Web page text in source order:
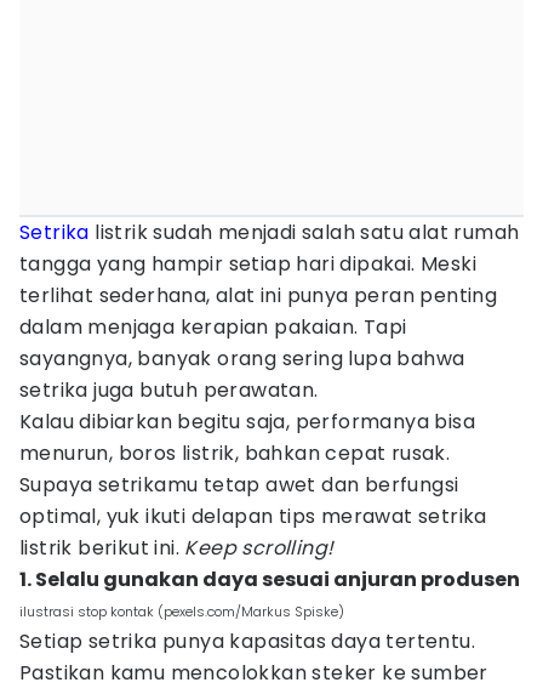
Setrika listrik sudah menjadi salah satu alat rumah
tangga yang hampir setiap hari dipakai. Meski
terlihat sederhana, alat ini punya peran penting
dalam menjaga kerapian pakaian. Tapi
sayangnya, banyak orang sering lupa bahwa
setrika juga butuh perawatan.
Kalau dibiarkan begitu saja, performanya bisa
menurun, boros listrik, bahkan cepat rusak.
Supaya setrikamu tetap awet dan berfungsi
optimal, yuk ikuti delapan tips merawat setrika
listrik berikut ini. Keep scrolling!
1. Selalu gunakan daya sesuai anjuran produsen
ilustrasi stop kontak (pexels.com/Markus Spiske)
Setiap setrika punya kapasitas daya tertentu.
Pastikan kamu mencolokkan steker ke sumber